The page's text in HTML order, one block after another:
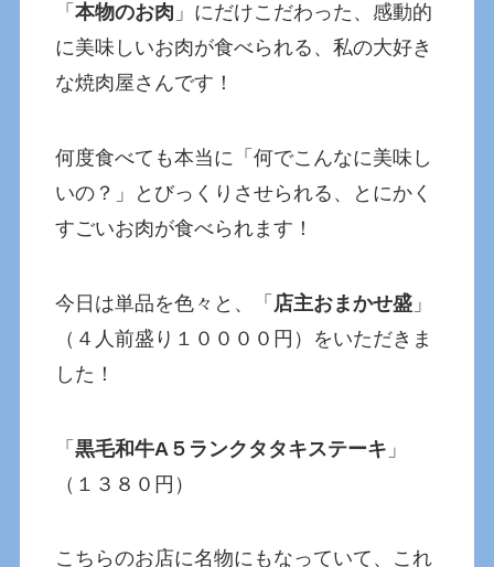
「本物のお肉 」にだけこだわった、感動的
に美味しいお肉が食べられる、私の大好き
な焼肉屋さんです！
何度食べても本当に「何でこんなに美味し
いの？」とびっくりさせられる、とにかく
すごいお肉が食べられます！
今日は単品を色々と、「 店主おまかせ盛 」
（４人前盛り１００００円）をいただきま
した！
「黒毛和牛A５ランクタタキステーキ 」
（１３８０円）
こちらのお店に名物にもなっていて、これ